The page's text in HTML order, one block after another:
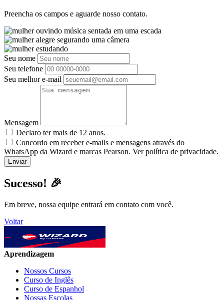
Preencha os campos e aguarde nosso contato.
Seu nome
Seu telefone
Seu melhor e-mail
Mensagem
Declaro ter mais de 12 anos.
Concordo em receber e-mails e mensagens através do
WhatsApp da Wizard e marcas Pearson. Ver política de privacidade.
Sucesso! 🎉
Em breve, nossa equipe entrará em contato com você.
Voltar
Aprendizagem
Nossos Cursos
Curso de Inglês
Curso de Espanhol
Nossas Escolas